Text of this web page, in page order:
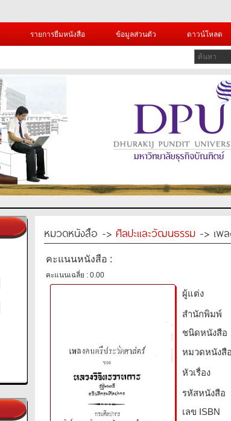
รายการยืมหนังสือ ข้อมูลส่วนตัว ดาวน์โหลด
หมวดหนังสือ -> ศิลปะและวัฒนธรรม -> เพ
คะแนนหนังสือ :
คะแนนเฉลี่ย : 0.00
ผู้แต่ง
สำนักพิมพ์
ชนิดหนังสือ­
หมวดหนังสือ­
หัวเรื่อง
รหัสหนังสือ­
เลข ISBN